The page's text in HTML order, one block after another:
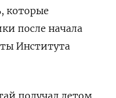
которые
после начала
Института